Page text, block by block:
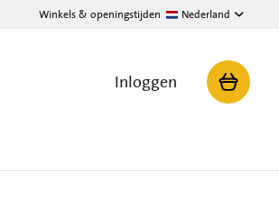
Winkels & openingstijden Nederland
Inloggen